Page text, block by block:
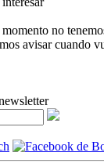
no
avisar cuando